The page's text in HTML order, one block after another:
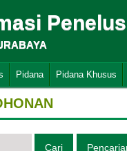
Pidana Pidana Khusus